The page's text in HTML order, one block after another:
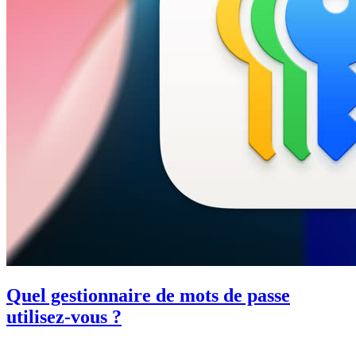
Quel gestionnaire de mots de passe
utilisez-vous ?